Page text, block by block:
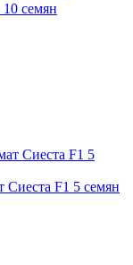
семян
Сиеста F1 5 семян